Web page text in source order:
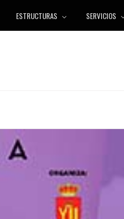
ESTRUCTURAS SERVICIOS